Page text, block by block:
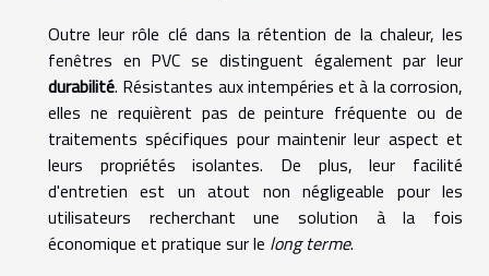
Outre leur rôle clé dans la rétention de la chaleur, les
fenêtres en PVC se distinguent également par leur
durabilité. Résistantes aux intempéries et à la corrosion,
elles ne requièrent pas de peinture fréquente ou de
traitements spécifiques pour maintenir leur aspect et
leurs propriétés isolantes. De plus, leur facilité
d'entretien est un atout non négligeable pour les
utilisateurs recherchant une solution à la fois
économique et pratique sur le long terme.